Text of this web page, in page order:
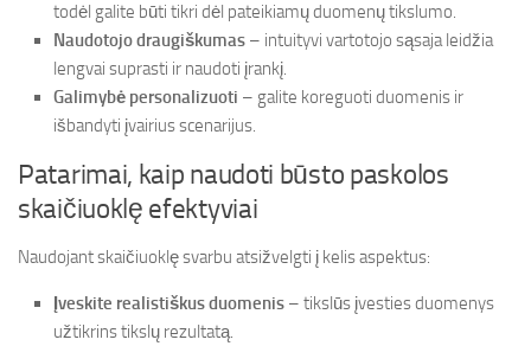
todėl galite būti tikri dėl pateikiamų duomenų tikslumo.
Naudotojo draugiškumas – intuityvi vartotojo sąsaja leidžia
lengvai suprasti ir naudoti įrankį.
Galimybė personalizuoti – galite koreguoti duomenis ir
išbandyti įvairius scenarijus.
Patarimai, kaip naudoti būsto paskolos
skaičiuoklę efektyviai
Naudojant skaičiuoklę svarbu atsižvelgti į kelis aspektus:
Įveskite realistiškus duomenis – tikslūs įvesties duomenys
užtikrins tikslų rezultatą.